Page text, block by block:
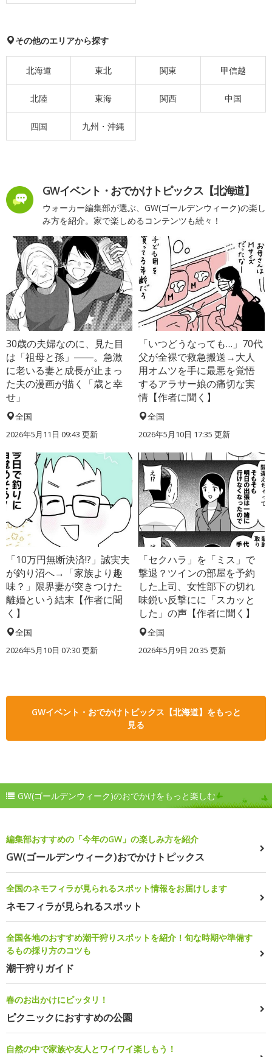
その他のエリアから探す
北海道 東北 関東 甲信越
北陸 東海 関西 中国
四国 九州・沖縄
GWイベント・おでかけトピックス【北海道】
ウォーカー編集部が選ぶ、GW(ゴールデンウィーク)の楽し
み方を紹介。家で楽しめるコンテンツも続々！
30歳の夫婦なのに、見た目
は「祖母と孫」――。急激
に老いる妻と成長が止まっ
た夫の漫画が描く「歳と幸
せ」
全国
2026年5月11日 09:43 更新
「いつどうなっても…」70代
父が全裸で救急搬送→大人
用オムツを手に最悪を覚悟
するアラサー娘の痛切な実
情【作者に聞く】
全国
2026年5月10日 17:35 更新
「10万円無断決済!?」誠実夫
が釣り沼へ→「家族より趣
味？」限界妻が突きつけた
離婚という結末【作者に聞
く】
全国
2026年5月10日 07:30 更新
「セクハラ」を「ミス」で
撃退？ツインの部屋を予約
した上司、女性部下の切れ
味鋭い反撃にに「スカッと
した」の声【作者に聞く】
全国
2026年5月9日 20:35 更新
GWイベント・おでかけトピックス【北海道】をもっと
見る
GW(ゴールデンウィーク)のおでかけをもっと楽しむ
編集部おすすめの「今年のGW」の楽しみ方を紹介
GW(ゴールデンウィーク)おでかけトピックス
全国のネモフィラが見られるスポット情報をお届けします
ネモフィラが見られるスポット
全国各地のおすすめ潮干狩りスポットを紹介！旬な時期や準備す
るもの採り方のコツも
潮干狩りガイド
春のお出かけにピッタリ！
ピクニックにおすすめの公園
自然の中で家族や友人とワイワイ楽しもう！